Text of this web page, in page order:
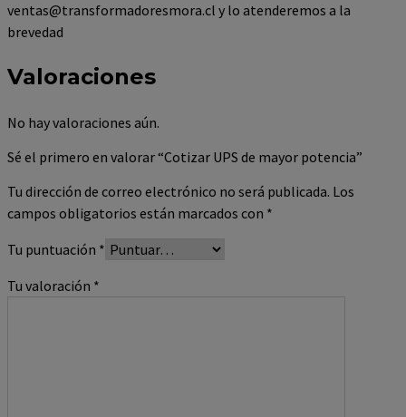
ventas@transformadoresmora.cl y lo atenderemos a la
brevedad
Valoraciones
No hay valoraciones aún.
Sé el primero en valorar “Cotizar UPS de mayor potencia”
Tu dirección de correo electrónico no será publicada. Los
campos obligatorios están marcados con *
Tu puntuación *
Tu valoración *